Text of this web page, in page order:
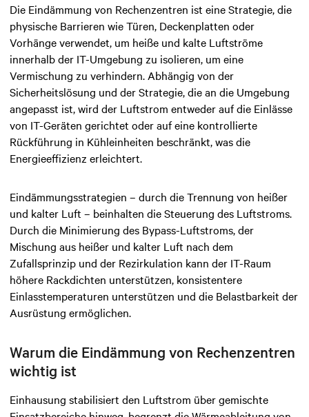
Die Eindämmung von Rechenzentren ist eine Strategie, die
physische Barrieren wie Türen, Deckenplatten oder
Vorhänge verwendet, um heiße und kalte Luftströme
innerhalb der IT-Umgebung zu isolieren, um eine
Vermischung zu verhindern. Abhängig von der
Sicherheitslösung und der Strategie, die an die Umgebung
angepasst ist, wird der Luftstrom entweder auf die Einlässe
von IT-Geräten gerichtet oder auf eine kontrollierte
Rückführung in Kühleinheiten beschränkt, was die
Energieeffizienz erleichtert.
Eindämmungsstrategien – durch die Trennung von heißer
und kalter Luft – beinhalten die Steuerung des Luftstroms.
Durch die Minimierung des Bypass-Luftstroms, der
Mischung aus heißer und kalter Luft nach dem
Zufallsprinzip und der Rezirkulation kann der IT-Raum
höhere Rackdichten unterstützen, konsistentere
Einlasstemperaturen unterstützen und die Belastbarkeit der
Ausrüstung ermöglichen.
Warum die Eindämmung von Rechenzentren
wichtig ist
Einhausung stabilisiert den Luftstrom über gemischte